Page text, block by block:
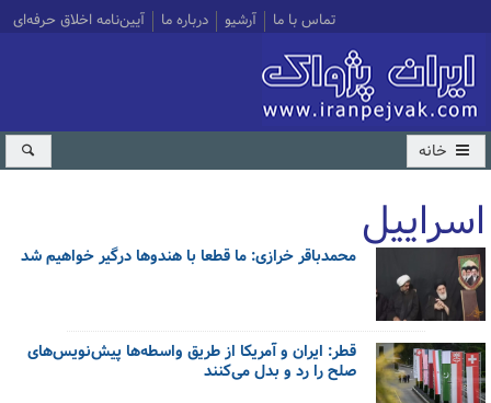
تماس با ما آرشیو درباره ما آیین‌نامه اخلاق حرفه‌ای
خانه
اسراییل
کل اخبار:593 محمدباقر خرازی: ما قطعا با هندوها درگیر خواهیم شد
قطر: ایران و آمریکا از طریق واسطه‌ها پیش‌نویس‌های
صلح را رد و بدل می‌کنند